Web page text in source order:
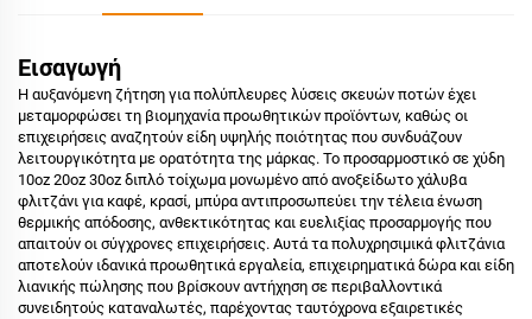
Εισαγωγή
Η αυξανόμενη ζήτηση για πολύπλευρες λύσεις σκευών ποτών έχει
μεταμορφώσει τη βιομηχανία προωθητικών προϊόντων, καθώς οι
επιχειρήσεις αναζητούν είδη υψηλής ποιότητας που συνδυάζουν
λειτουργικότητα με ορατότητα της μάρκας. Το προσαρμοστικό σε χύδη
10oz 20oz 30oz διπλό τοίχωμα μονωμένο από ανοξείδωτο χάλυβα
φλιτζάνι για καφέ, κρασί, μπύρα αντιπροσωπεύει την τέλεια ένωση
θερμικής απόδοσης, ανθεκτικότητας και ευελιξίας προσαρμογής που
απαιτούν οι σύγχρονες επιχειρήσεις. Αυτά τα πολυχρησιμικά φλιτζάνια
αποτελούν ιδανικά προωθητικά εργαλεία, επιχειρηματικά δώρα και είδη
λιανικής πώλησης που βρίσκουν αντήχηση σε περιβαλλοντικά
συνειδητούς καταναλωτές, παρέχοντας ταυτόχρονα εξαιρετικές